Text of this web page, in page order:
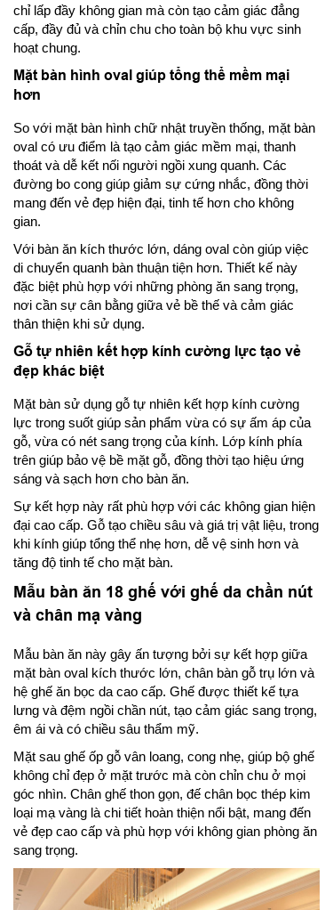
chỉ lấp đầy không gian mà còn tạo cảm giác đẳng
cấp, đầy đủ và chỉn chu cho toàn bộ khu vực sinh
hoạt chung.
Mặt bàn hình oval giúp tổng thể mềm mại
hơn
So với mặt bàn hình chữ nhật truyền thống, mặt bàn
oval có ưu điểm là tạo cảm giác mềm mại, thanh
thoát và dễ kết nối người ngồi xung quanh. Các
đường bo cong giúp giảm sự cứng nhắc, đồng thời
mang đến vẻ đẹp hiện đại, tinh tế hơn cho không
gian.
Với bàn ăn kích thước lớn, dáng oval còn giúp việc
di chuyển quanh bàn thuận tiện hơn. Thiết kế này
đặc biệt phù hợp với những phòng ăn sang trọng,
nơi cần sự cân bằng giữa vẻ bề thế và cảm giác
thân thiện khi sử dụng.
Gỗ tự nhiên kết hợp kính cường lực tạo vẻ
đẹp khác biệt
Mặt bàn sử dụng gỗ tự nhiên kết hợp kính cường
lực trong suốt giúp sản phẩm vừa có sự ấm áp của
gỗ, vừa có nét sang trọng của kính. Lớp kính phía
trên giúp bảo vệ bề mặt gỗ, đồng thời tạo hiệu ứng
sáng và sạch hơn cho bàn ăn.
Sự kết hợp này rất phù hợp với các không gian hiện
đại cao cấp. Gỗ tạo chiều sâu và giá trị vật liệu, trong
khi kính giúp tổng thể nhẹ hơn, dễ vệ sinh hơn và
tăng độ tinh tế cho mặt bàn.
Mẫu bàn ăn 18 ghế với ghế da chần nút
và chân mạ vàng
Mẫu bàn ăn này gây ấn tượng bởi sự kết hợp giữa
mặt bàn oval kích thước lớn, chân bàn gỗ trụ lớn và
hệ ghế ăn bọc da cao cấp. Ghế được thiết kế tựa
lưng và đệm ngồi chần nút, tạo cảm giác sang trọng,
êm ái và có chiều sâu thẩm mỹ.
Mặt sau ghế ốp gỗ vân loang, cong nhẹ, giúp bộ ghế
không chỉ đẹp ở mặt trước mà còn chỉn chu ở mọi
góc nhìn. Chân ghế thon gọn, đế chân bọc thép kim
loại mạ vàng là chi tiết hoàn thiện nổi bật, mang đến
vẻ đẹp cao cấp và phù hợp với không gian phòng ăn
sang trọng.